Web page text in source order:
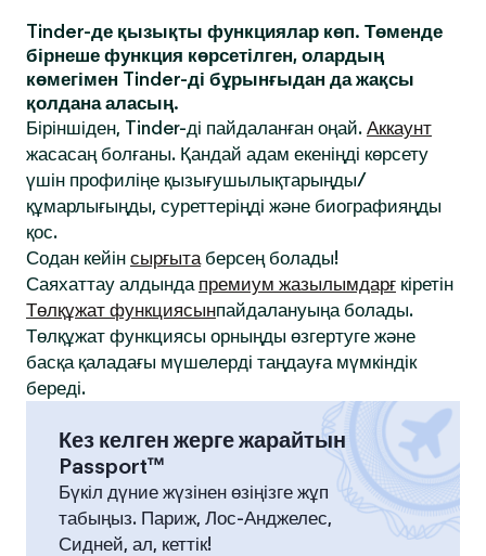
Tinder-де қызықты функциялар көп. Төменде
бірнеше функция көрсетілген, олардың
көмегімен Tinder-ді бұрынғыдан да жақсы
қолдана аласың.
Біріншіден, Tinder-ді пайдаланған оңай. Аккаунт
жасасаң болғаны. Қандай адам екеніңді көрсету
үшін профиліңе қызығушылықтарыңды/
құмарлығыңды, суреттеріңді және биографияңды
қос.
Содан кейін сырғытаберсең болады!
Саяхаттау алдында премиум жазылымдарғ кіретін
Төлқұжат функциясынпайдалануыңа болады.
Төлқұжат функциясы орныңды өзгертуге және
басқа қаладағы мүшелерді таңдауға мүмкіндік
береді.
Кез келген жерге жарайтын
Passport™
Бүкіл дүние жүзінен өзіңізге жұп
табыңыз. Париж, Лос-Анджелес,
Сидней, ал, кеттік!